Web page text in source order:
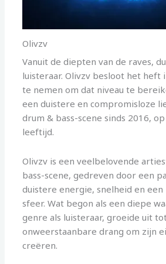
Olivzv
Vanuit de diepten van de raves,
luisteraar. Olivzv besloot het heft
te nemen om dat niveau te
een duistere en compromisloze
drum & bass-scene sinds 2016,
leeftijd.
Olivzv is een veelbelovende
bass-scene, gedreven door een
duistere energie, snelheid en een
sfeer. Wat begon als een diepe
genre als luisteraar, groeide uit
onweerstaanbare drang om zijn
creëren.